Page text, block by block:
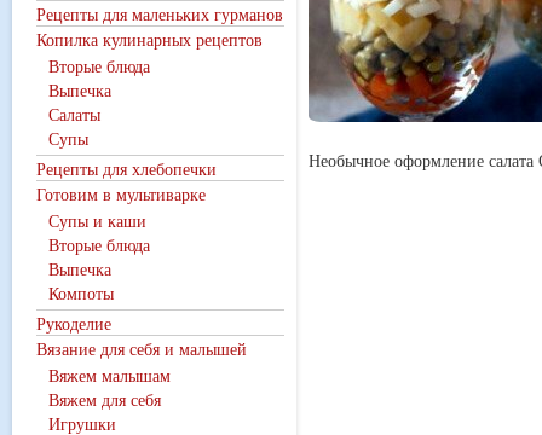
Рецепты для маленьких гурманов
Копилка кулинарных рецептов
Вторые блюда
Выпечка
Салаты
Супы
Рецепты для хлебопечки
Готовим в мультиварке
Супы и каши
Вторые блюда
Выпечка
Компоты
Рукоделие
Вязание для себя и малышей
Вяжем малышам
Вяжем для себя
Игрушки
Необычное оформление салата